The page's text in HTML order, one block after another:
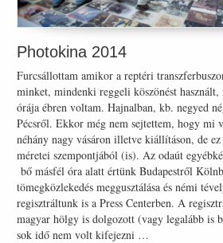
Photokina 2014
Furcsállottam amikor a reptéri
minket, mindenki reggeli köszönést
órája ébren voltam. Hajnalban, kb. negyed
Pécsről. Ekkor még nem sejtettem, hogy mi
néhány nagy vásáron illetve kiállításon, de
méretei szempontjából (is). Az odaút
bő másfél óra alatt értünk Budapestről
tömegközlekedés meggusztálása és némi
regisztráltunk is a Press Centerben. A
magyar hölgy is dolgozott (vagy legalább is
sok idő nem volt kifejezni …